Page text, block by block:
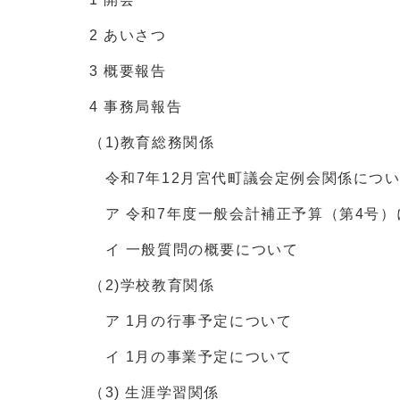
2 あいさつ
3 概要報告
4 事務局報告
（1)教育総務関係
令和7年12月宮代町議会定例会関係につい
ア 令和7年度一般会計補正予算（第4号）
イ 一般質問の概要について
（2)学校教育関係
ア 1月の行事予定について
イ 1月の事業予定について
（3) 生涯学習関係